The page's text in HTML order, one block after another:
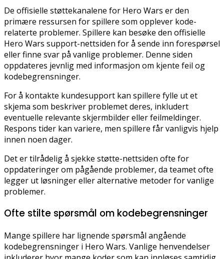
De offisielle støttekanalene for Hero Wars er den
primære ressursen for spillere som opplever kode-
relaterte problemer. Spillere kan besøke den offisielle
Hero Wars support-nettsiden for å sende inn forespørsel
eller finne svar på vanlige problemer. Denne siden
oppdateres jevnlig med informasjon om kjente feil og
kodebegrensninger.
For å kontakte kundesupport kan spillere fylle ut et
skjema som beskriver problemet deres, inkludert
eventuelle relevante skjermbilder eller feilmeldinger.
Respons tider kan variere, men spillere får vanligvis hjelp
innen noen dager.
Det er tilrådelig å sjekke støtte-nettsiden ofte for
oppdateringer om pågående problemer, da teamet ofte
legger ut løsninger eller alternative metoder for vanlige
problemer.
Ofte stilte spørsmål om kodebegrensninger
Mange spillere har lignende spørsmål angående
kodebegrensninger i Hero Wars. Vanlige henvendelser